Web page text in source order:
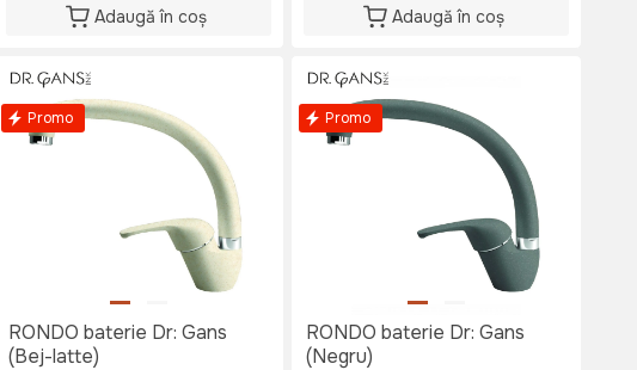
Adaugă în coș Adaugă în coș
Promo
RONDO baterie Dr: Gans
(Bej-latte)
Promo
RONDO baterie Dr: Gans
(Negru)